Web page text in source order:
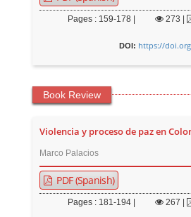
Pages : 159-178 | 273
DOI: https://
Book Review
Violencia y proceso de paz en
Marco Palacios
PDF (Spanish)
Pages : 181-194 | 267